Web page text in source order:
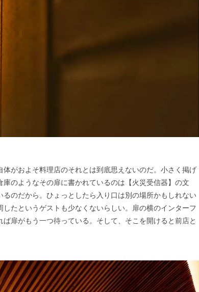
がおよそ料理店のそれとは到底思えないのだ。小さく掲げ
のようなその扉に書かれているのは【火災受信器】の文
のだから。ひょっとしたら入り口は別の場所かもしれない
たというゲストも少なくないらしい。扉の横のインターフ
扉がもう一つ待っている。そして、そこを開けると前店と